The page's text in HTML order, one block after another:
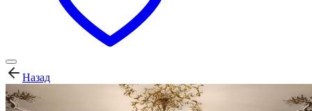
Назад